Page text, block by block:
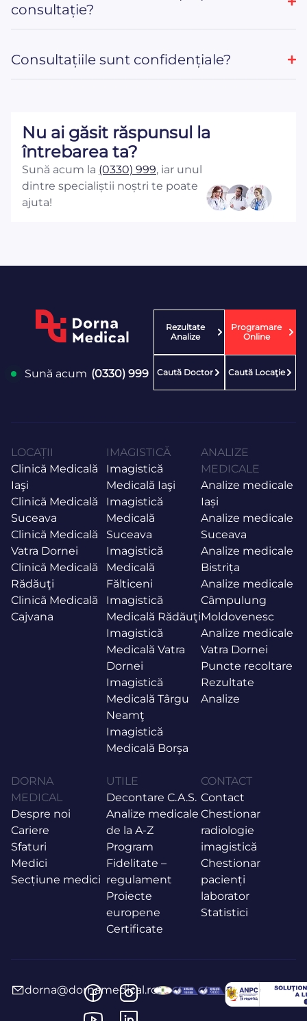
consultație?
Consultațiile sunt confidențiale?
Nu ai găsit răspunsul la
întrebarea ta?
Sună acum la (0330) 999, iar unul
dintre specialiștii noștri te poate
ajuta!
Sună acum (0330) 999
Rezultate
Analize
Programare
Online
Caută Doctor Caută Locaţie
LOCAȚII
Clinică Medicală
Iaşi
Clinică Medicală
Suceava
Clinică Medicală
Vatra Dornei
Clinică Medicală
Rădăuţi
Clinică Medicală
Cajvana
IMAGISTICĂ
Imagistică
Medicală Iaşi
Imagistică
Medicală
Suceava
Imagistică
Medicală
Fălticeni
Imagistică
Medicală Rădăuţi
Imagistică
Medicală Vatra
Dornei
Imagistică
Medicală Târgu
Neamţ
Imagistică
Medicală Borşa
ANALIZE
MEDICALE
Analize medicale
Iași
Analize medicale
Suceava
Analize medicale
Bistrița
Analize medicale
Câmpulung
Moldovenesc
Analize medicale
Vatra Dornei
Puncte recoltare
Rezultate
Analize
DORNA
MEDICAL
Despre noi
Cariere
Sfaturi
Medici
Secțiune medici
UTILE
Decontare C.A.S.
Analize medicale
de la A-Z
Program
Fidelitate –
regulament
Proiecte
europene
Certificate
CONTACT
Contact
Chestionar
radiologie
imagistică
Chestionar
pacienți
laborator
Statistici
dorna@dornamedical.ro